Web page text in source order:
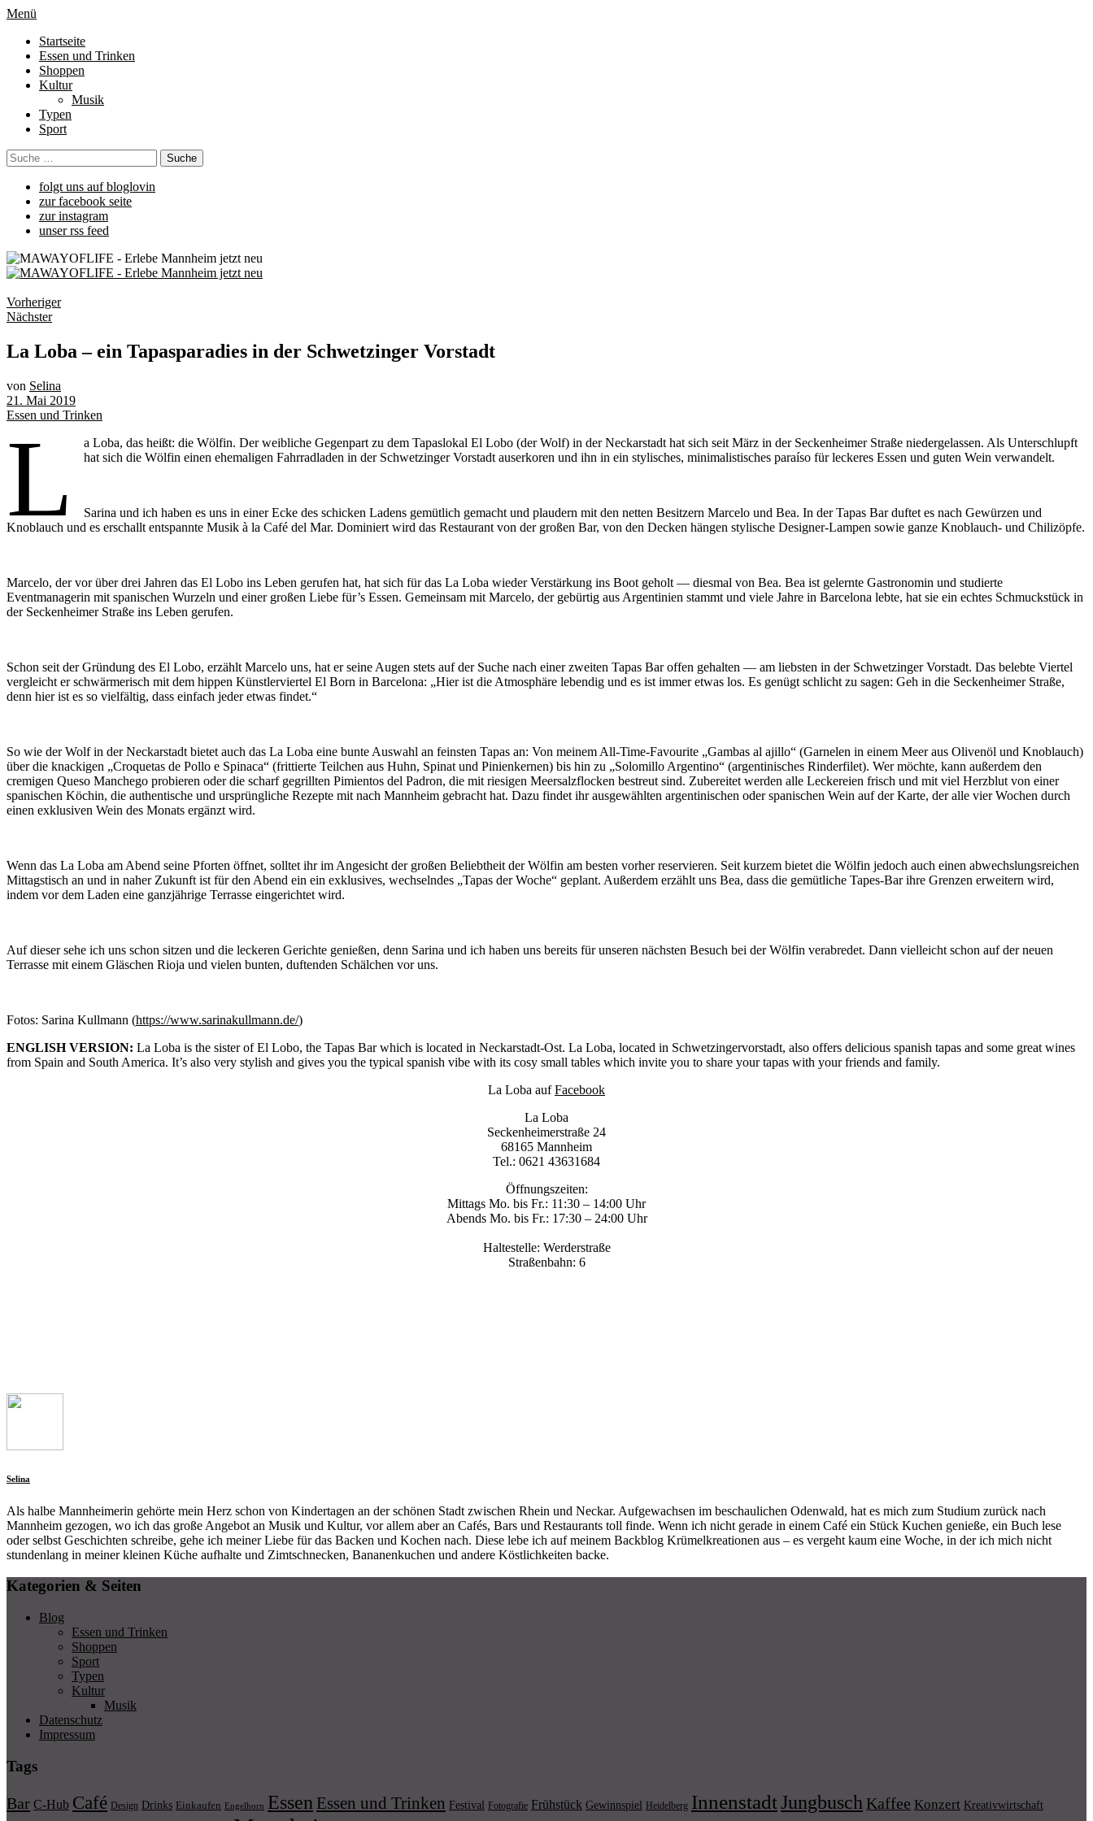
Menü
Startseite
Essen und Trinken
Shoppen
Kultur
Musik
Typen
Sport
folgt uns auf bloglovin
zur facebook seite
zur instagram
unser rss feed
Vorheriger
Nächster
La Loba – ein Tapasparadies in der Schwetzinger Vorstadt
von Selina
21. Mai 2019
Essen und Trinken
L
a Loba, das heißt: die Wölfin. Der weibliche Gegenpart zu dem Tapaslokal El Lobo (der Wolf) in der Neckarstadt hat sich seit März in der Seckenheimer Straße niedergelassen. Als Unterschlupft
hat sich die Wölfin einen ehemaligen Fahrradladen in der Schwetzinger Vorstadt auserkoren und ihn in ein stylisches, minimalistisches paraíso für leckeres Essen und guten Wein verwandelt.
Sarina und ich haben es uns in einer Ecke des schicken Ladens gemütlich gemacht und plaudern mit den netten Besitzern Marcelo und Bea. In der Tapas Bar duftet es nach Gewürzen und
Knoblauch und es erschallt entspannte Musik à la Café del Mar. Dominiert wird das Restaurant von der großen Bar, von den Decken hängen stylische Designer-Lampen sowie ganze Knoblauch- und Chilizöpfe.
Marcelo, der vor über drei Jahren das El Lobo ins Leben gerufen hat, hat sich für das La Loba wieder Verstärkung ins Boot geholt — diesmal von Bea. Bea ist gelernte Gastronomin und studierte
Eventmanagerin mit spanischen Wurzeln und einer großen Liebe für’s Essen. Gemeinsam mit Marcelo, der gebürtig aus Argentinien stammt und viele Jahre in Barcelona lebte, hat sie ein echtes Schmuckstück in
der Seckenheimer Straße ins Leben gerufen.
Schon seit der Gründung des El Lobo, erzählt Marcelo uns, hat er seine Augen stets auf der Suche nach einer zweiten Tapas Bar offen gehalten — am liebsten in der Schwetzinger Vorstadt. Das belebte Viertel
vergleicht er schwärmerisch mit dem hippen Künstlerviertel El Born in Barcelona: „Hier ist die Atmosphäre lebendig und es ist immer etwas los. Es genügt schlicht zu sagen: Geh in die Seckenheimer Straße,
denn hier ist es so vielfältig, dass einfach jeder etwas findet.“
So wie der Wolf in der Neckarstadt bietet auch das La Loba eine bunte Auswahl an feinsten Tapas an: Von meinem All-Time-Favourite „Gambas al ajillo“ (Garnelen in einem Meer aus Olivenöl und Knoblauch)
über die knackigen „Croquetas de Pollo e Spinaca“ (frittierte Teilchen aus Huhn, Spinat und Pinienkernen) bis hin zu „Solomillo Argentino“ (argentinisches Rinderfilet). Wer möchte, kann außerdem den
cremigen Queso Manchego probieren oder die scharf gegrillten Pimientos del Padron, die mit riesigen Meersalzflocken bestreut sind. Zubereitet werden alle Leckereien frisch und mit viel Herzblut von einer
spanischen Köchin, die authentische und ursprüngliche Rezepte mit nach Mannheim gebracht hat. Dazu findet ihr ausgewählten argentinischen oder spanischen Wein auf der Karte, der alle vier Wochen durch
einen exklusiven Wein des Monats ergänzt wird.
Wenn das La Loba am Abend seine Pforten öffnet, solltet ihr im Angesicht der großen Beliebtheit der Wölfin am besten vorher reservieren. Seit kurzem bietet die Wölfin jedoch auch einen abwechslungsreichen
Mittagstisch an und in naher Zukunft ist für den Abend ein ein exklusives, wechselndes „Tapas der Woche“ geplant. Außerdem erzählt uns Bea, dass die gemütliche Tapes-Bar ihre Grenzen erweitern wird,
indem vor dem Laden eine ganzjährige Terrasse eingerichtet wird.
Auf dieser sehe ich uns schon sitzen und die leckeren Gerichte genießen, denn Sarina und ich haben uns bereits für unseren nächsten Besuch bei der Wölfin verabredet. Dann vielleicht schon auf der neuen
Terrasse mit einem Gläschen Rioja und vielen bunten, duftenden Schälchen vor uns.
Fotos: Sarina Kullmann (https://www.sarinakullmann.de/)
ENGLISH VERSION: La Loba is the sister of El Lobo, the Tapas Bar which is located in Neckarstadt-Ost. La Loba, located in Schwetzingervorstadt, also offers delicious spanish tapas and some great wines
from Spain and South America. It’s also very stylish and gives you the typical spanish vibe with its cosy small tables which invite you to share your tapas with your friends and family.
La Loba aufFacebook
La Loba
Seckenheimerstraße 24
68165 Mannheim
Tel.: 0621 43631684
Öffnungszeiten:
Mittags Mo. bis Fr.: 11:30 – 14:00 Uhr
Abends Mo. bis Fr.: 17:30 – 24:00 Uhr
Haltestelle: Werderstraße
Straßenbahn: 6
Selina
Als halbe Mannheimerin gehörte mein Herz schon von Kindertagen an der schönen Stadt zwischen Rhein und Neckar. Aufgewachsen im beschaulichen Odenwald, hat es mich zum Studium zurück nach
Mannheim gezogen, wo ich das große Angebot an Musik und Kultur, vor allem aber an Cafés, Bars und Restaurants toll finde. Wenn ich nicht gerade in einem Café ein Stück Kuchen genieße, ein Buch lese
oder selbst Geschichten schreibe, gehe ich meiner Liebe für das Backen und Kochen nach. Diese lebe ich auf meinem Backblog Krümelkreationen aus – es vergeht kaum eine Woche, in der ich mich nicht
stundenlang in meiner kleinen Küche aufhalte und Zimtschnecken, Bananenkuchen und andere Köstlichkeiten backe.
Kategorien & Seiten
Blog
Essen und Trinken
Shoppen
Sport
Typen
Kultur
Musik
Datenschutz
Impressum
Tags
Bar C-Hub Café Design Drinks Einkaufen Engelhorn Essen Essen und Trinken Festival Fotografie Frühstück Gewinnspiel Heidelberg InnenstadtJungbusch Kaffee Konzert Kreativwirtschaft